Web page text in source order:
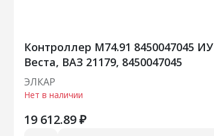
Контроллер М74.91 8450047045 ИУ
Веста, ВАЗ 21179, 8450047045
ЭЛКАР
Нет в наличии
19 612.89 ₽